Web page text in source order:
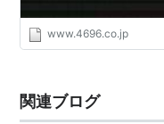
括弧内はあるイベン
ベル。
サザナミタウンにあ
www.4696.co.jp
関連ブログ